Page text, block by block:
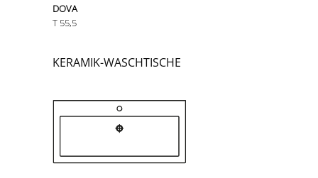
DOVA
T 55,5
KERAMIK-WASCHTISCHE